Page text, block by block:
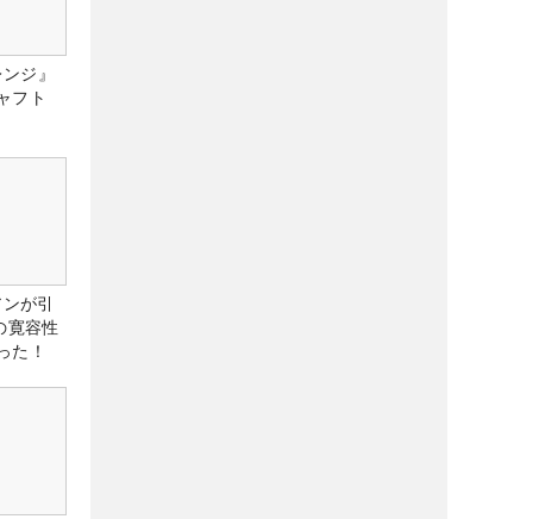
ジ』
フト
が引
寛容性
た！